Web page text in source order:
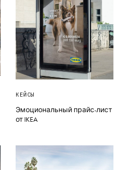
КЕЙСЫ
Эмоциональный прайс-лист
от IKEA